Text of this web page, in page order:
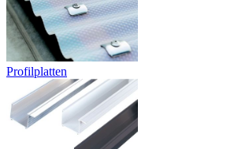
Profilplatten